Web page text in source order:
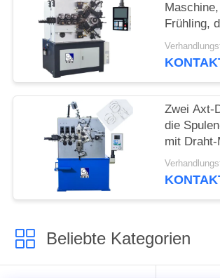
Frühling,
für
6.0mm
Zwei Axt-
die
mit Draht-
5.0mm
Beliebte Kategorien